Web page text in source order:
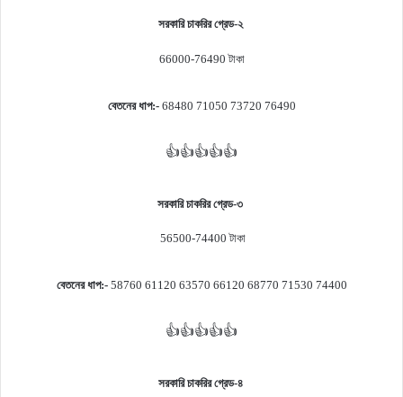
সরকারি চাকরির গ্রেড-২
66000-76490টাকা
বেতনের ধাপ:-68480 71050 73720 76490
👍👍👍👍👍
সরকারি চাকরির গ্রেড-৩
56500-74400টাকা
বেতনের ধাপ:-58760 61120 63570 66120 68770 71530 74400
👍👍👍👍👍
সরকারি চাকরির গ্রেড-৪